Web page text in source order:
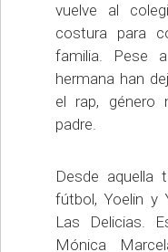
vuelve al
costura para
familia. Pese
hermana han
el rap, género
padre.
Desde aquella
fútbol, Yoelin y
Las Delicias.
Mónica